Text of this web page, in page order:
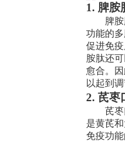
1. 脾胺
脾胺肽
功能的
促进免
胺肽还
愈合。
以起到
2. 芪枣
芪枣口
是黄芪
免疫功